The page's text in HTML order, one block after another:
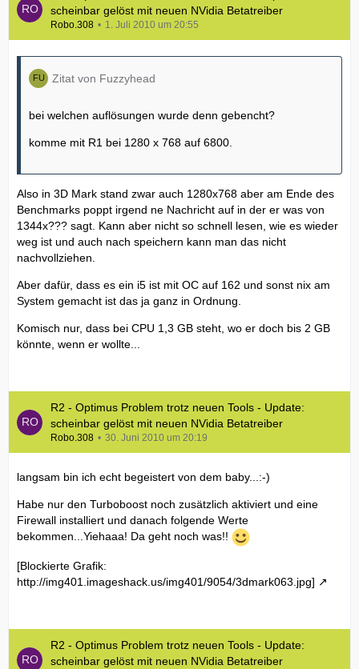
scheinbar gelöst mit neuen NVidia Betatreiber
Robo.308 1. Juli 2010 um 20:55
Zitat von Fuzzyhead
bei welchen auflösungen wurde denn gebencht?
komme mit R1 bei 1280 x 768 auf 6800.
Also in 3D Mark stand zwar auch 1280x768 aber am Ende des
Benchmarks poppt irgend ne Nachricht auf in der er was von
1344x??? sagt. Kann aber nicht so schnell lesen, wie es wieder
weg ist und auch nach speichern kann man das nicht
nachvollziehen.
Aber dafür, dass es ein i5 ist mit OC auf 162 und sonst nix am
System gemacht ist das ja ganz in Ordnung.
Komisch nur, dass bei CPU 1,3 GB steht, wo er doch bis 2 GB
könnte, wenn er wollte...
R2 - Optimus Problem trotz neuen Tools - Update:
scheinbar gelöst mit neuen NVidia Betatreiber
Robo.308 30. Juni 2010 um 20:19
langsam bin ich echt begeistert von dem baby...:-)
Habe nur den Turboboost noch zusätzlich aktiviert und eine
Firewall installiert und danach folgende Werte
bekommen...Yiehaaa! Da geht noch was!!
[Blockierte Grafik:
http://img401.imageshack.us/img401/9054/3dmark063.jpg]
R2 - Optimus Problem trotz neuen Tools - Update:
scheinbar gelöst mit neuen NVidia Betatreiber